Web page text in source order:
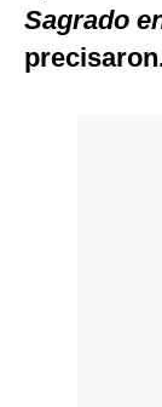
Sagrado